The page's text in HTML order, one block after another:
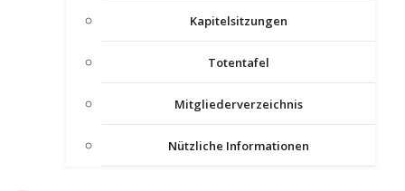
Kapitelsitzungen
Totentafel
Mitgliederverzeichnis
Nützliche Informationen